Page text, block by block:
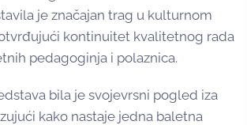
je značajan trag u kulturnom
kontinuitet kvalitetnog rada
pedagoginja i polaznica.
bila je svojevrsni pogled iza
kako nastaje jedna baletna